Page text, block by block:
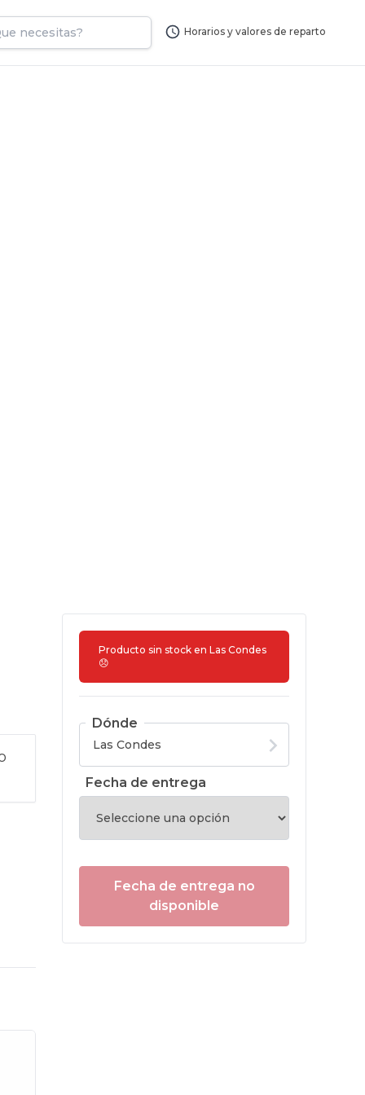
Horarios y valores de reparto
Producto sin stock en Las Condes
😞
Dónde
Fecha de entrega
Fecha de entrega no
disponible